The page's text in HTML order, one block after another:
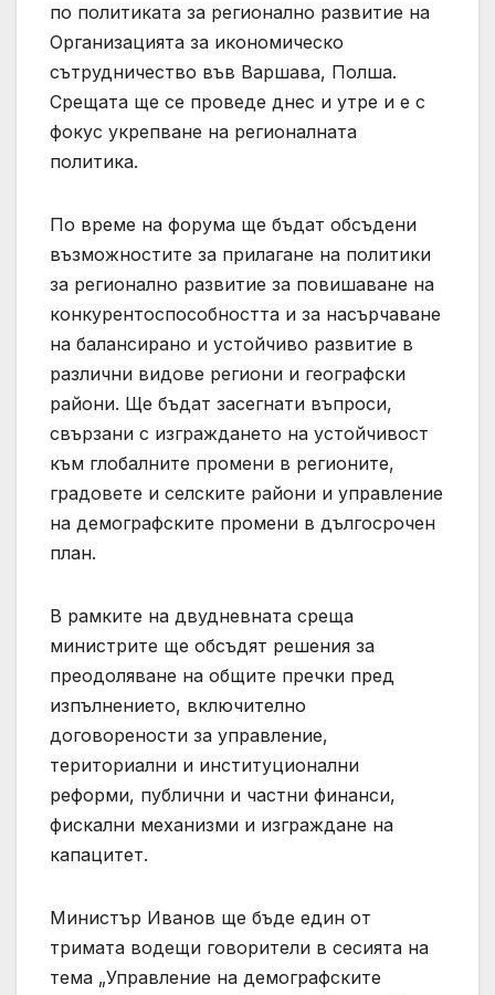
по политиката за регионално развитие на
Организацията за икономическо
сътрудничество във Варшава, Полша.
Срещата ще се проведе днес и утре и е с
фокус укрепване на регионалната
политика.
По време на форума ще бъдат обсъдени
възможностите за прилагане на политики
за регионално развитие за повишаване на
конкурентоспособността и за насърчаване
на балансирано и устойчиво развитие в
различни видове региони и географски
райони. Ще бъдат засегнати въпроси,
свързани с изграждането на устойчивост
към глобалните промени в регионите,
градовете и селските райони и управление
на демографските промени в дългосрочен
план.
В рамките на двудневната среща
министрите ще обсъдят решения за
преодоляване на общите пречки пред
изпълнението, включително
договорености за управление,
териториални и институционални
реформи, публични и частни финанси,
фискални механизми и изграждане на
капацитет.
Министър Иванов ще бъде един от
тримата водещи говорители в сесията на
тема „Управление на демографските